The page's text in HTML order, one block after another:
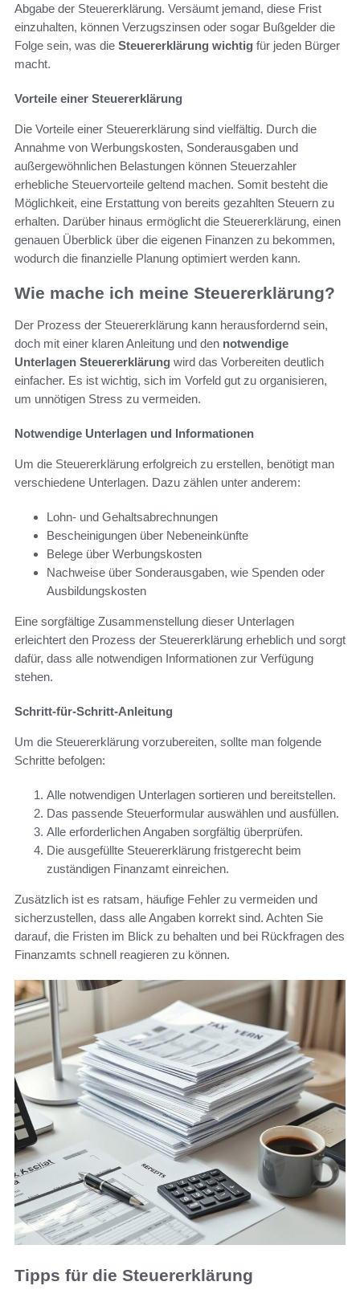
Abgabe der Steuererklärung. Versäumt jemand, diese Frist
einzuhalten, können Verzugszinsen oder sogar Bußgelder die
Folge sein, was die Steuererklärung wichtig für jeden Bürger
macht.
Vorteile einer Steuererklärung
Die Vorteile einer Steuererklärung sind vielfältig. Durch die
Annahme von Werbungskosten, Sonderausgaben und
außergewöhnlichen Belastungen können Steuerzahler
erhebliche Steuervorteile geltend machen. Somit besteht die
Möglichkeit, eine Erstattung von bereits gezahlten Steuern zu
erhalten. Darüber hinaus ermöglicht die Steuererklärung, einen
genauen Überblick über die eigenen Finanzen zu bekommen,
wodurch die finanzielle Planung optimiert werden kann.
Wie mache ich meine Steuererklärung?
Der Prozess der Steuererklärung kann herausfordernd sein,
doch mit einer klaren Anleitung und den notwendige
Unterlagen Steuererklärung wird das Vorbereiten deutlich
einfacher. Es ist wichtig, sich im Vorfeld gut zu organisieren,
um unnötigen Stress zu vermeiden.
Notwendige Unterlagen und Informationen
Um die Steuererklärung erfolgreich zu erstellen, benötigt man
verschiedene Unterlagen. Dazu zählen unter anderem:
Lohn- und Gehaltsabrechnungen
Bescheinigungen über Nebeneinkünfte
Belege über Werbungskosten
Nachweise über Sonderausgaben, wie Spenden oder
Ausbildungskosten
Eine sorgfältige Zusammenstellung dieser Unterlagen
erleichtert den Prozess der Steuererklärung erheblich und sorgt
dafür, dass alle notwendigen Informationen zur Verfügung
stehen.
Schritt-für-Schritt-Anleitung
Um die Steuererklärung vorzubereiten, sollte man folgende
Schritte befolgen:
Alle notwendigen Unterlagen sortieren und bereitstellen.
Das passende Steuerformular auswählen und ausfüllen.
Alle erforderlichen Angaben sorgfältig überprüfen.
Die ausgefüllte Steuererklärung fristgerecht beim
zuständigen Finanzamt einreichen.
Zusätzlich ist es ratsam, häufige Fehler zu vermeiden und
sicherzustellen, dass alle Angaben korrekt sind. Achten Sie
darauf, die Fristen im Blick zu behalten und bei Rückfragen des
Finanzamts schnell reagieren zu können.
Tipps für die Steuererklärung